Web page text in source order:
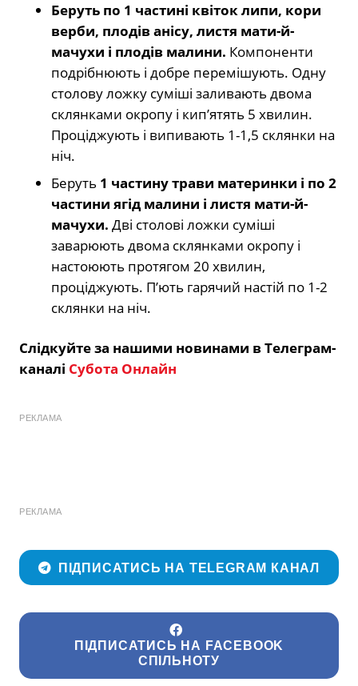
Беруть по 1 частині квіток липи, кори
верби, плодів анісу, листя мати-й-
мачухи і плодів малини. Компоненти
подрібнюють і добре перемішують. Одну
столову ложку суміші заливають двома
склянками окропу і кип’ятять 5 хвилин.
Проціджують і випивають 1-1,5 склянки на
ніч.
Беруть 1 частину трави материнки і по 2
частини ягід малини і листя мати-й-
мачухи. Дві столові ложки суміші
заварюють двома склянками окропу і
настоюють протягом 20 хвилин,
проціджують. П’ють гарячий настій по 1-2
склянки на ніч.
Слідкуйте за нашими новинами в Телеграм-
каналі Субота Онлайн
РЕКЛАМА
РЕКЛАМА
ПІДПИСАТИСЬ НА TELEGRAM КАНАЛ
ПІДПИСАТИСЬ НА FACEBOOK
СПІЛЬНОТУ